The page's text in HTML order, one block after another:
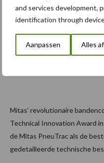
and services development,
identification through
Aanpassen Alles
de
Mitas' revolutionaire
Technical Innovation Award
de Mitas PneuTrac als de
gedetailleerde technische